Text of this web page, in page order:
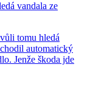
vandala ze
tomu hledá
automatický
Jenže škoda jde